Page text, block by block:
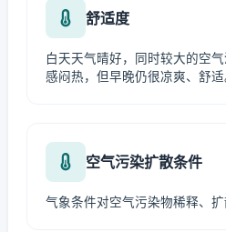
舒适度
白天天气晴好，同时较大的空
感闷热，但早晚仍很凉爽、舒适
空气污染扩散条件
气象条件对空气污染物稀释、扩